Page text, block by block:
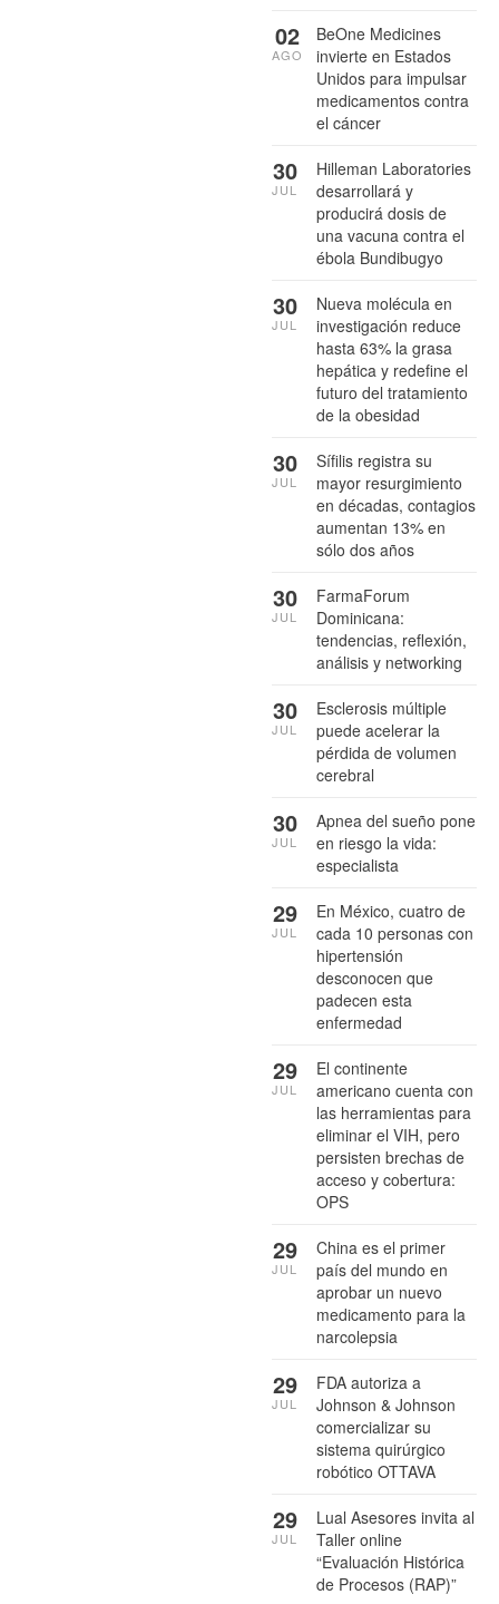
BeOne Medicines
invierte en Estados
Unidos para impulsar
medicamentos contra
el cáncer
02
AGO
Hilleman Laboratories
desarrollará y
producirá dosis de
una vacuna contra el
ébola Bundibugyo
30
JUL
Nueva molécula en
investigación reduce
hasta 63% la grasa
hepática y redefine el
futuro del tratamiento
de la obesidad
30
JUL
Sífilis registra su
mayor resurgimiento
en décadas, contagios
aumentan 13% en
sólo dos años
30
JUL
FarmaForum
Dominicana:
tendencias, reflexión,
análisis y networking
30
JUL
Esclerosis múltiple
puede acelerar la
pérdida de volumen
cerebral
30
JUL
Apnea del sueño pone
en riesgo la vida:
especialista
30
JUL
En México, cuatro de
cada 10 personas con
hipertensión
desconocen que
padecen esta
enfermedad
29
JUL
El continente
americano cuenta con
las herramientas para
eliminar el VIH, pero
persisten brechas de
acceso y cobertura:
OPS
29
JUL
China es el primer
país del mundo en
aprobar un nuevo
medicamento para la
narcolepsia
29
JUL
FDA autoriza a
Johnson & Johnson
comercializar su
sistema quirúrgico
robótico OTTAVA
29
JUL
Lual Asesores invita al
Taller online
“Evaluación Histórica
de Procesos (RAP)”
29
JUL